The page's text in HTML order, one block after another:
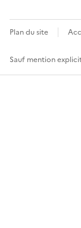
Plan du site
Sauf mention